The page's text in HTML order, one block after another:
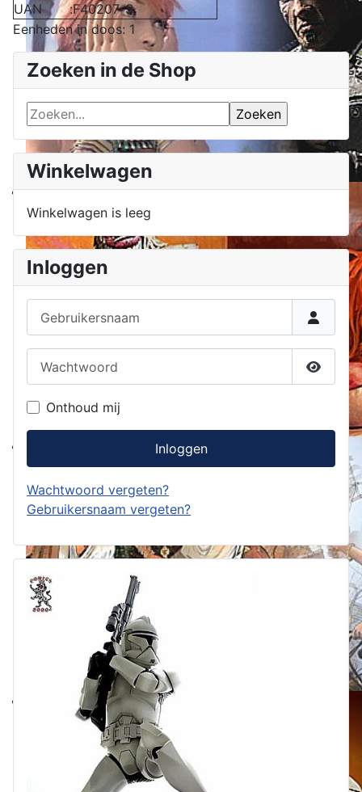
Zoeken in de Shop
Winkelwagen
Winkelwagen is leeg
Inloggen
Toon
Onthoud mij
Inloggen
Wachtwoord vergeten?
Gebruikersnaam vergeten?
UAN
:F40207-S
Eenheden in doos: 1